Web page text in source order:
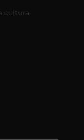
cultura